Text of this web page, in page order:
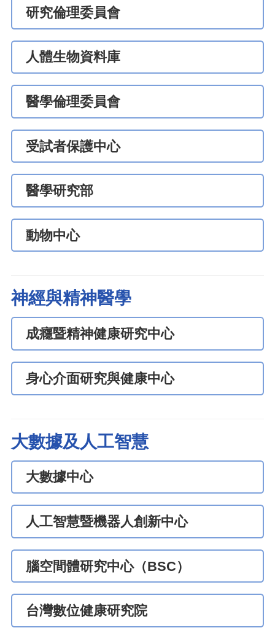
研究倫理委員會
人體生物資料庫
醫學倫理委員會
受試者保護中心
醫學研究部
動物中心
神經與精神醫學
成癮暨精神健康研究中心
身心介面研究與健康中心
大數據及人工智慧
大數據中心
人工智慧暨機器人創新中心
腦空間體研究中心（BSC）
台灣數位健康研究院